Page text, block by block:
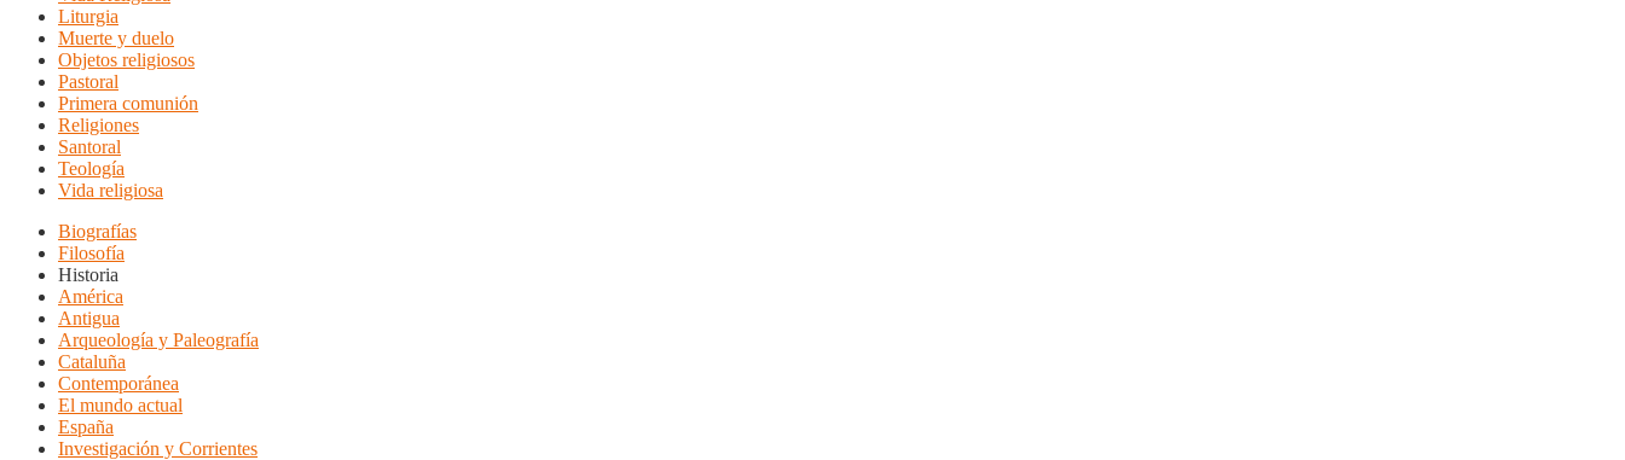
Liturgia
Muerte y duelo
Objetos religiosos
Pastoral
Primera comunión
Religiones
Santoral
Teología
Vida religiosa
Biografías
Filosofía
Historia
América
Antigua
Arqueología y Paleografía
Cataluña
Contemporánea
El mundo actual
España
Investigación y Corrientes